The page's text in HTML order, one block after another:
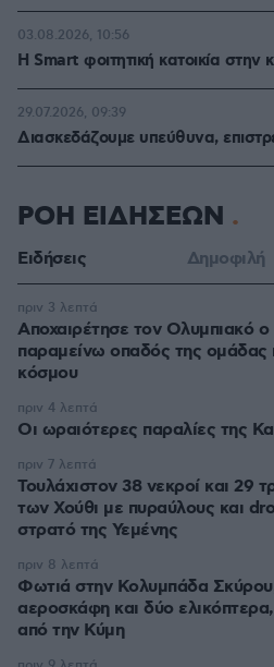
Η Smart φοιτητική κατοικία στην
03.08.2026, 10:56
Διασκεδάζουμε υπεύθυνα,
29.07.2026, 09:39
ΡΟΗ ΕΙΔΗΣΕΩΝ
Ειδήσεις Δημοφιλή
Αποχαιρέτησε τον Ολυμπιακό
παραμείνω οπαδός της ομάδας
κόσμου
πριν 3 λεπτά
Οι ωραιότερες παραλίες της
πριν 4 λεπτά
Τουλάχιστον 38 νεκροί και 29
των Χούθι με πυραύλους και
στρατό της Υεμένης
πριν 7 λεπτά
Φωτιά στην Κολυμπάδα
αεροσκάφη και δύο
από την Κύμη
πριν 8 λεπτά